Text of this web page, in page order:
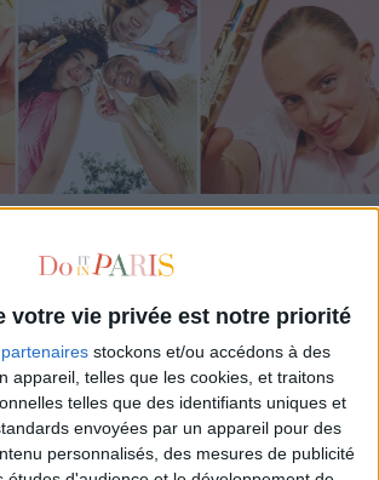
votre vie privée est notre priorité
partenaires stockons et/ou accédons à des
appareil, telles que les cookies, et traitons
telles que des identifiants uniques et
envoyées par un appareil pour des
personnalisés, des mesures de publicité